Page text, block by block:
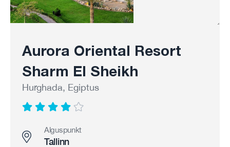
Aurora Oriental Resort
Sharm El Sheikh
Hurghada, Egiptus
Alguspunkt
Tallinn